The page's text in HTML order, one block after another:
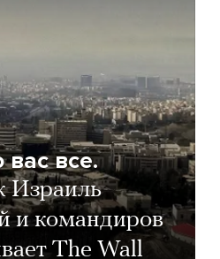
все.
Израиль
и командиров
The Wall